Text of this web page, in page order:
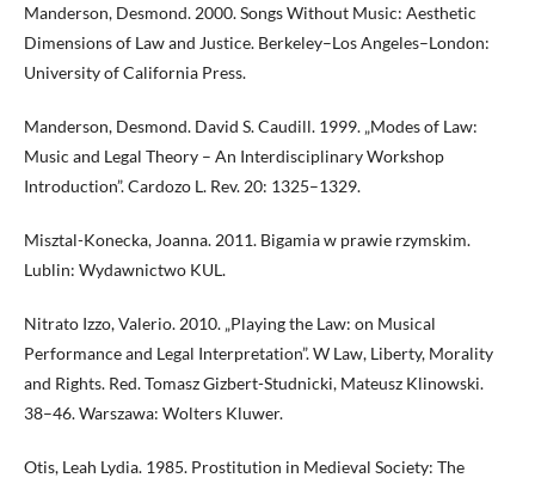
Manderson, Desmond. 2000. Songs Without Music: Aesthetic
Dimensions of Law and Justice. Berkeley–Los Angeles–London:
University of California Press.
Manderson, Desmond. David S. Caudill. 1999. „Modes of Law:
Music and Legal Theory – An Interdisciplinary Workshop
Introduction”. Cardozo L. Rev. 20: 1325–1329.
Misztal-Konecka, Joanna. 2011. Bigamia w prawie rzymskim.
Lublin: Wydawnictwo KUL.
Nitrato Izzo, Valerio. 2010. „Playing the Law: on Musical
Performance and Legal Interpretation”. W Law, Liberty, Morality
and Rights. Red. Tomasz Gizbert-Studnicki, Mateusz Klinowski.
38–46. Warszawa: Wolters Kluwer.
Otis, Leah Lydia. 1985. Prostitution in Medieval Society: The